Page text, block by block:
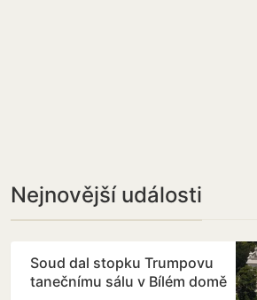
Nejnovější události
Soud dal stopku Trumpovu
tanečnímu sálu v Bílém domě